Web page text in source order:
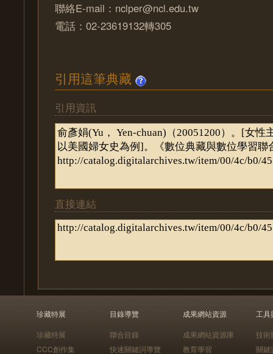
聯絡E-mail：nclper@ncl.edu.tw
電話：02-23619132轉305
引用這筆典藏
引用資訊
直接連結
珍藏特展
珍藏特展
CCC創作集
目錄導覽
聯合目錄
快速關鍵詞導覽
成果網站資源
成果網站資源庫
教育學習
工具
技術
關鍵